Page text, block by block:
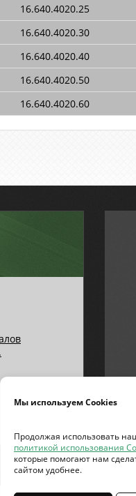
16.640.4020.25
16.640.4020.30
16.640.4020.40
16.640.4020.50
16.640.4020.60
Мы используем Cookies
Продолжая использовать
политикой использования
которые помогают нам
сайтом удобнее.